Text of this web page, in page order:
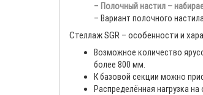
– Полочный настил –
– Вариант полочного
Стеллаж SGR – особенности и
Возможное количество
более 800 мм.
К базовой секции можно
Распределённая нагрузка